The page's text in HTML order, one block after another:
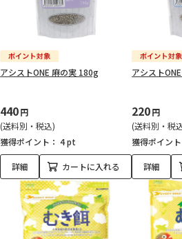
アシストONE 麻の実 180g
440円
(送料別・税込)
獲得ポイント： 4 pt
詳細 カートに入れる
アシスト
220円
(送料別・税
獲得ポイント
詳細